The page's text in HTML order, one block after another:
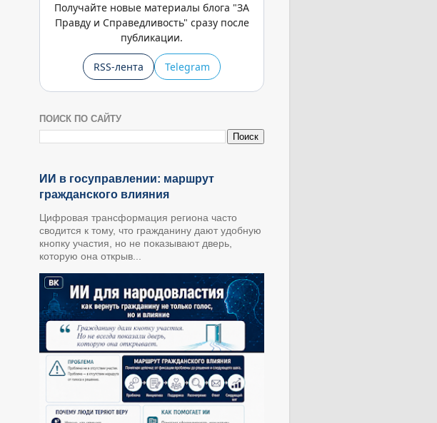
Получайте новые материалы блога "ЗА
Правду и Справедливость" сразу после
публикации.
RSS-лента Telegram
ПОИСК ПО САЙТУ
ИИ в госуправлении: маршрут
гражданского влияния
Цифровая трансформация региона часто
сводится к тому, что гражданину дают удобную
кнопку участия, но не показывают дверь,
которую она открыв...